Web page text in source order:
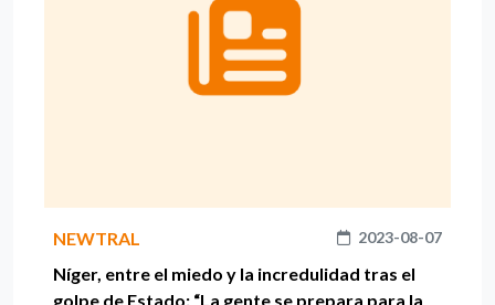
NEWTRAL 2023-08-07
Níger, entre el miedo y la incredulidad tras el
golpe de Estado: “La gente se prepara para la